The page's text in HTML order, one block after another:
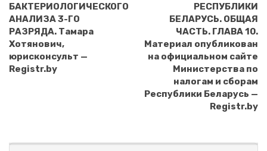
БАКТЕРИОЛОГИЧЕСКОГО
АНАЛИЗА 3-ГО
РАЗРЯДА. Тамара
Хотянович,
юрисконсульт —
Registr.by
РЕСПУБЛИКИ
БЕЛАРУСЬ. ОБЩАЯ
ЧАСТЬ. ГЛАВА 10.
Материал опубликован
на официальном сайте
Министерства по
налогам и сборам
Республики Беларусь —
Registr.by